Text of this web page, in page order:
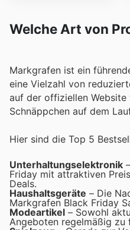
Welche Art von
Markgrafen ist ein
eine Vielzahl von
auf der offiziellen Website
Schnäppchen auf dem
Hier sind die Top 5
Unterhaltungselektronik
Friday mit attraktiven
Deals.
Haushaltsgeräte – Die
Markgrafen Black Friday
Modeartikel – Sowohl
Angeboten regelmäßig zu